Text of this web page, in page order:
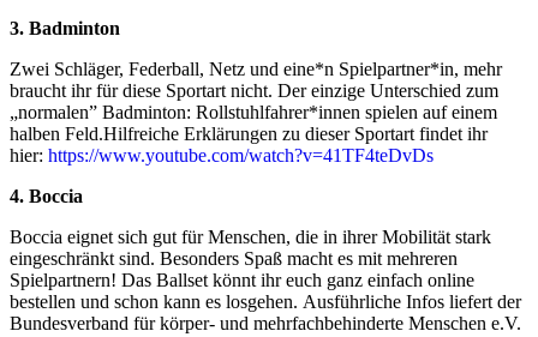
3. Badminton
Zwei Schläger, Federball, Netz und eine*n Spielpartner*in, mehr
braucht ihr für diese Sportart nicht. Der einzige Unterschied zum
„normalen” Badminton: Rollstuhlfahrer*innen spielen auf einem
halben Feld.Hilfreiche Erklärungen zu dieser Sportart findet ihr
hier: https://www.youtube.com/watch?v=41TF4teDvDs
4. Boccia
Boccia eignet sich gut für Menschen, die in ihrer Mobilität stark
eingeschränkt sind. Besonders Spaß macht es mit mehreren
Spielpartnern! Das Ballset könnt ihr euch ganz einfach online
bestellen und schon kann es losgehen. Ausführliche Infos liefert der
Bundesverband für körper- und mehrfachbehinderte Menschen e.V.